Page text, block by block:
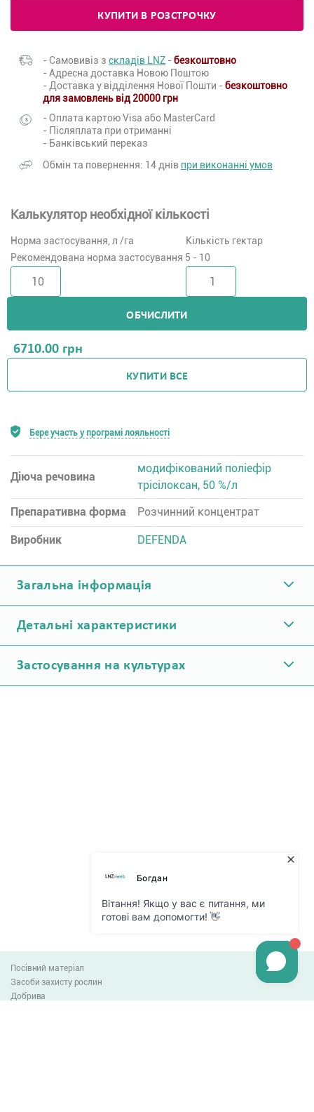
КУПИТИ В РОЗСТРОЧКУ
- Самовивіз з складів LNZ - безкоштовно
- Адресна доставка Новою Поштою
- Доставка у відділення Нової Пошти - безкоштовно
для замовлень від 20000 грн
- Оплата картою Visa або MasterCard
- Післяплата при отриманні
- Банківський переказ
Обмін та повернення: 14 днів при виконанні умов
Калькулятор необхідної кількості
Норма застосування, л /га
Кількість гектар
Рекомендована норма застосування 5 - 10
ОБЧИСЛИТИ
6710.00 грн
КУПИТИ ВСЕ
Бере участь у програмі лояльності
Діюча речовина
модифікований поліефір
трісілоксан, 50 %/л
Препаративна форма
Розчинний концентрат
Виробник DEFENDA
Загальна інформація
Детальні характеристики
Застосування на культурах
Посівний матеріал
Засоби захисту рослин
Добрива